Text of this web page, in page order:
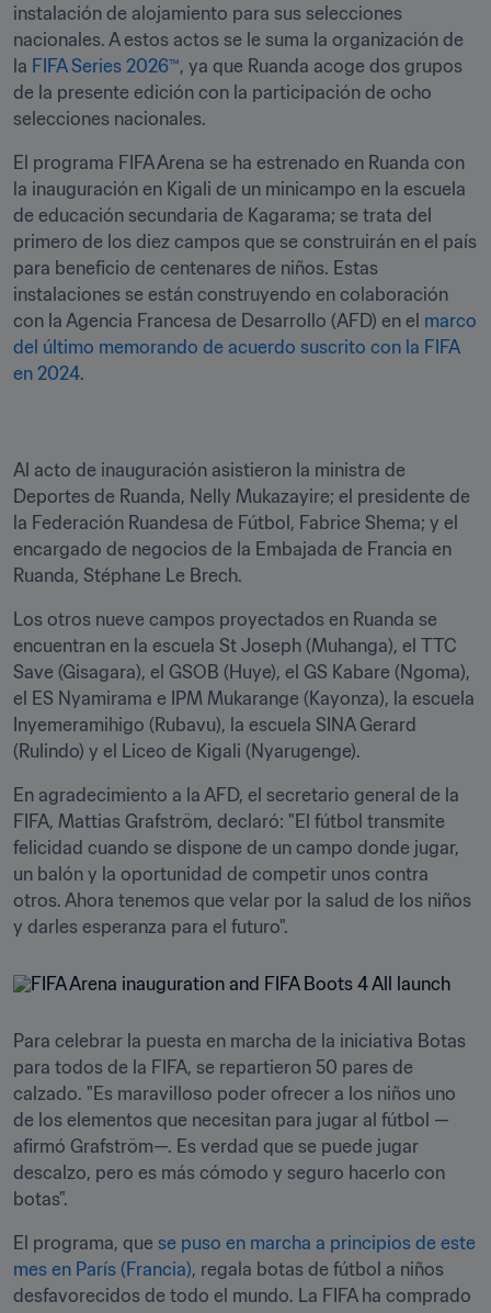
instalación de alojamiento para sus selecciones
nacionales. A estos actos se le suma la organización de
la FIFA Series 2026™, ya que Ruanda acoge dos grupos
de la presente edición con la participación de ocho
selecciones nacionales.
El programa FIFA Arena se ha estrenado en Ruanda con
la inauguración en Kigali de un minicampo en la escuela
de educación secundaria de Kagarama; se trata del
primero de los diez campos que se construirán en el país
para beneficio de centenares de niños. Estas
instalaciones se están construyendo en colaboración
con la Agencia Francesa de Desarrollo (AFD) en el marco
del último memorando de acuerdo suscrito con la FIFA
en 2024.
Al acto de inauguración asistieron la ministra de
Deportes de Ruanda, Nelly Mukazayire; el presidente de
la Federación Ruandesa de Fútbol, Fabrice Shema; y el
encargado de negocios de la Embajada de Francia en
Ruanda, Stéphane Le Brech.
Los otros nueve campos proyectados en Ruanda se
encuentran en la escuela St Joseph (Muhanga), el TTC
Save (Gisagara), el GSOB (Huye), el GS Kabare (Ngoma),
el ES Nyamirama e IPM Mukarange (Kayonza), la escuela
Inyemeramihigo (Rubavu), la escuela SINA Gerard
(Rulindo) y el Liceo de Kigali (Nyarugenge).
En agradecimiento a la AFD, el secretario general de la
FIFA, Mattias Grafström, declaró: "El fútbol transmite
felicidad cuando se dispone de un campo donde jugar,
un balón y la oportunidad de competir unos contra
otros. Ahora tenemos que velar por la salud de los niños
y darles esperanza para el futuro".
Para celebrar la puesta en marcha de la iniciativa Botas
para todos de la FIFA, se repartieron 50 pares de
calzado. "Es maravilloso poder ofrecer a los niños uno
de los elementos que necesitan para jugar al fútbol —
afirmó Grafström—. Es verdad que se puede jugar
descalzo, pero es más cómodo y seguro hacerlo con
botas".
El programa, que se puso en marcha a principios de este
mes en París (Francia), regala botas de fútbol a niños
desfavorecidos de todo el mundo. La FIFA ha comprado